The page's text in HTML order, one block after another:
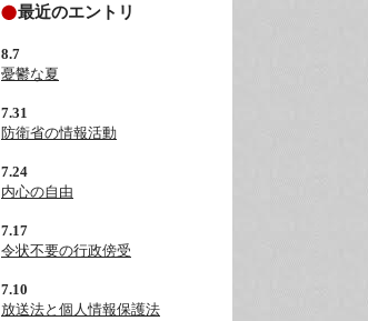
最近のエントリ
8.7
憂鬱な夏
7.31
防衛省の情報活動
7.24
内心の自由
7.17
令状不要の行政傍受
7.10
放送法と個人情報保護法